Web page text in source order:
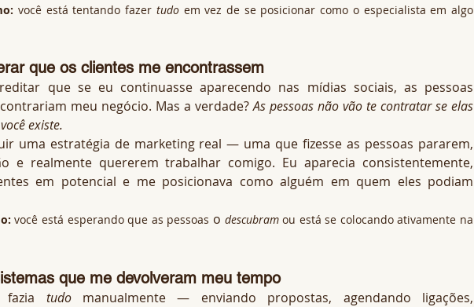
você está tentando fazer tudo em vez de se posicionar como o especialista em algo
que os clientes me encontrassem
que se eu continuasse aparecendo nas mídias sociais, as pessoas
meu negócio. Mas a verdade? As pessoas não vão te contratar se elas
existe.
uma estratégia de marketing real — uma que fizesse as pessoas pararem,
e realmente quererem trabalhar comigo. Eu aparecia consistentemente,
em potencial e me posicionava como alguém em quem eles podiam
você está esperando que as pessoas o descubram ou está se colocando ativamente na
que me devolveram meu tempo
fazia tudo manualmente — enviando propostas, agendando ligações,